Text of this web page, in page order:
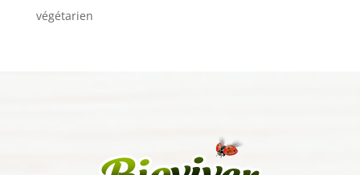
végétarien